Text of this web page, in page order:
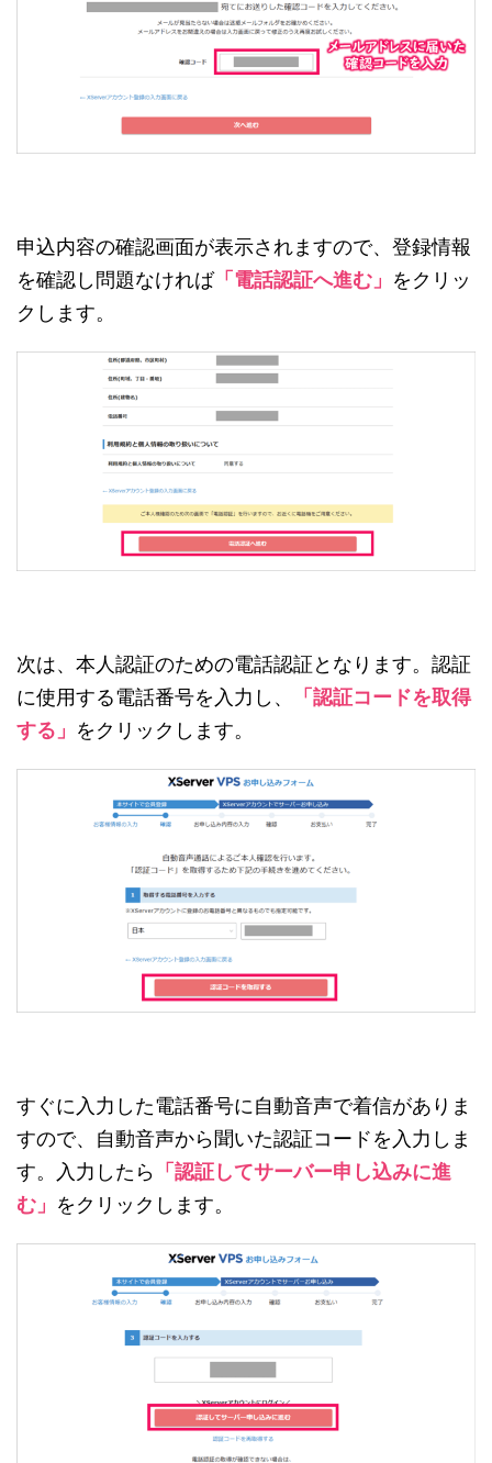
申込内容の確認画面が表示されますので、登録情報
を確認し問題なければ「電話認証へ進む」 をクリッ
クします。
次は、本人認証のための電話認証となります。認証
に使用する電話番号を入力し、
「認証コードを取得
する」 をクリックします。
すぐに入力した電話番号に自動音声で着信がありま
すので、自動音声から聞いた認証コードを入力しま
す。入力したら 「認証してサーバー申し込みに進
む」 をクリックします。